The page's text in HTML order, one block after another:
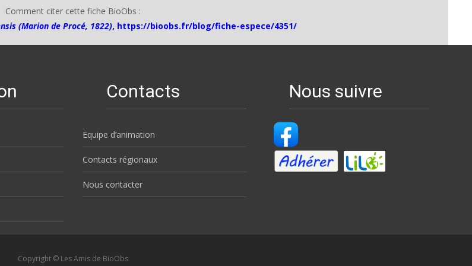
Comment citer cette fiche BioObs :
(Marion de Procé, 1822), https://bioobs.fr/blog/fiche-espece/4351/
Contacts
Equipe d’animation
Contacts régionaux
Nous contacter
Nous suivre
Copyright © Les Amis de BioObs